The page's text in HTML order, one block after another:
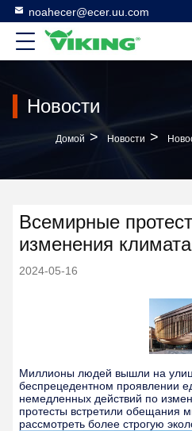
noahecer@ecer.uu.com
Новости
Домой > Новости > Новости О
Всемирные
изменения климата
2024-05-16
Миллионы людей вышли на
беспрецедентном проявлении
немедленных действий по
протесты встретили обещания
рассмотреть более строгую